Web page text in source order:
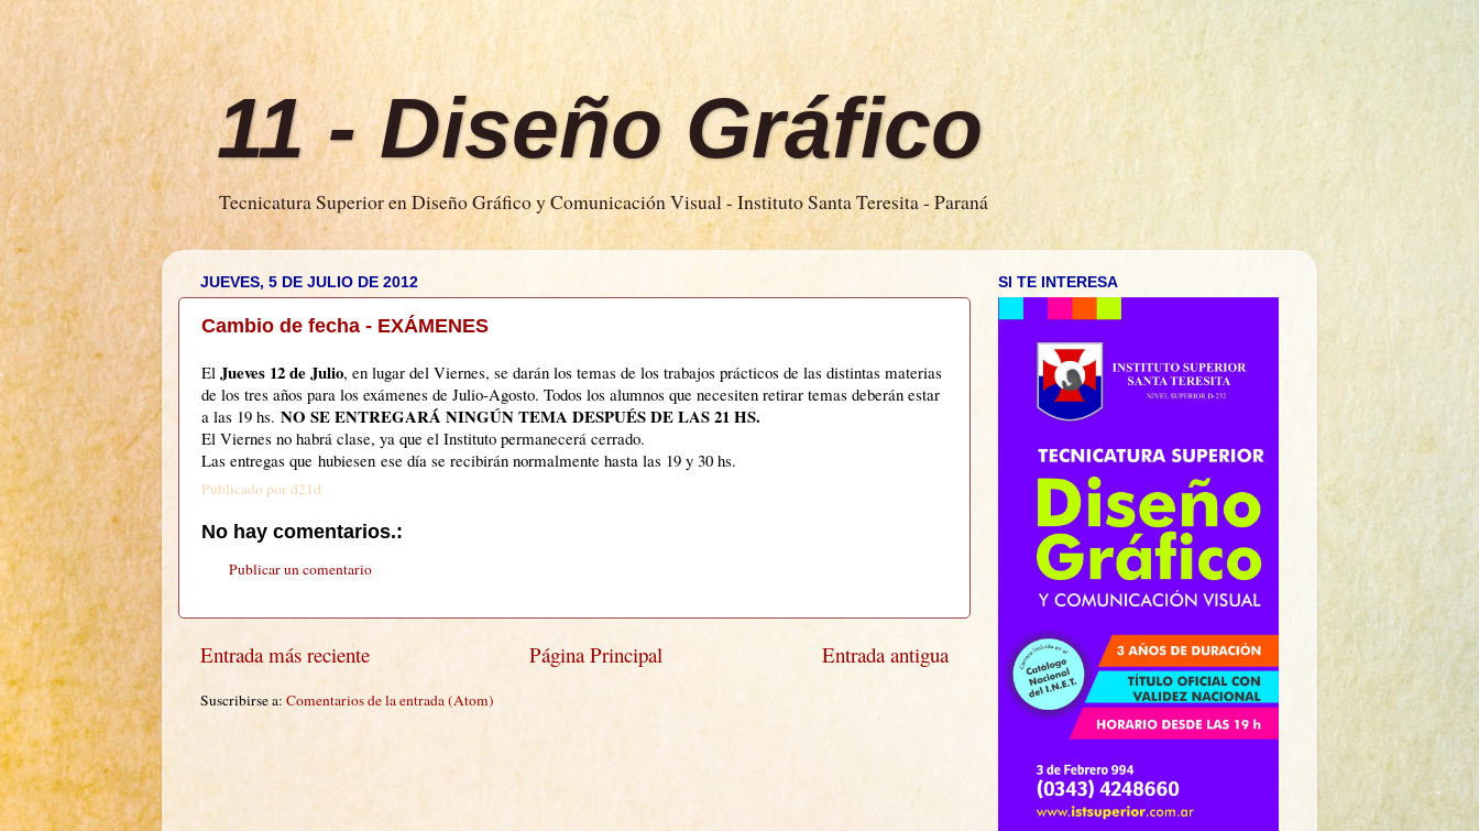
11 - Diseño Gráfico
Tecnicatura Superior en Diseño Gráfico y Comunicación Visual - Instituto Santa Teresita - Paraná
JUEVES, 5 DE JULIO DE 2012
Cambio de fecha - EXÁMENES
El Jueves 12 de Julio, en lugar del Viernes, se darán los temas de los trabajos prácticos de las distintas materias
de los tres años para los exámenes de Julio-Agosto. Todos los alumnos que necesiten retirar temas deberán estar
a las 19 hs. NO SE ENTREGARÁ NINGÚN TEMA DESPUÉS DE LAS 21 HS.
El Viernes no habrá clase, ya que el Instituto permanecerá cerrado.
Las entregas que hubiesen ese día se recibirán normalmente hasta las 19 y 30 hs.
Publicado pord21d
No hay comentarios.:
Publicar un comentario
Entrada más reciente Entrada antigua
Página Principal
Suscribirse a: Comentarios de la entrada (Atom)
SI TE INTERESA